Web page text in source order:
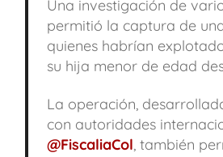
Una investigación de
permitió la captura de
quienes habrían
su hija menor de edad
La operación,
con autoridades
@FiscaliaCol, también